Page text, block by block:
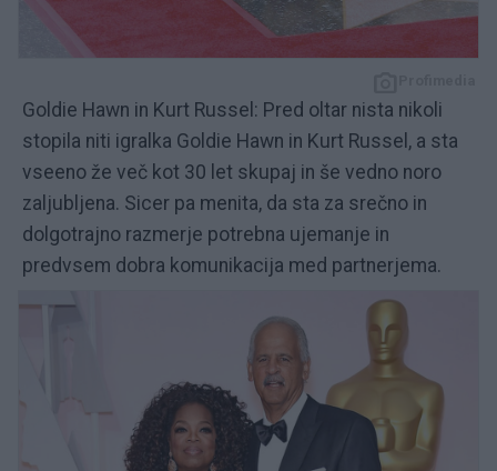
Goldie Hawn in Kurt Russel: Pred oltar nista nikoli
stopila niti igralka Goldie Hawn in Kurt Russel, a sta
vseeno že več kot 30 let skupaj in še vedno noro
zaljubljena. Sicer pa menita, da sta za srečno in
dolgotrajno razmerje potrebna ujemanje in
predvsem dobra komunikacija med partnerjema.